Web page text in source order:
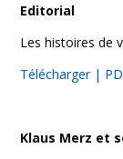
Editorial
Les histoires de
Télécharger |
Klaus Merz et